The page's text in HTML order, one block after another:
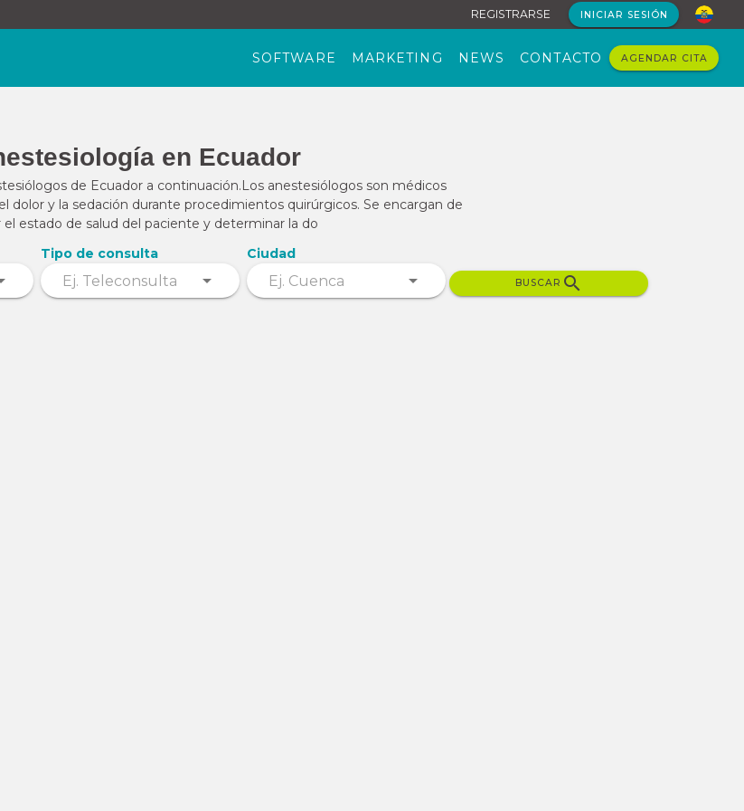
REGISTRARSE INICIAR SESIÓN
SOFTWARE MARKETING NEWS CONTACTO AGENDAR CITA
en Ecuador
de Ecuador a continuación.Los anestesiólogos son médicos
dolor y la sedación durante procedimientos quirúrgicos. Se encargan de
el estado de salud del paciente y determinar la do
Tipo de consulta Ciudad
BUSCAR